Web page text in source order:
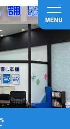
MENU